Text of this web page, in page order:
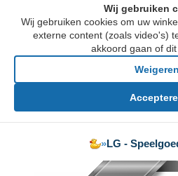
Wij gebruiken
Wij gebruiken cookies om uw
externe content (zoals video's)
akkoord gaan of dit
Weigeren
»LG -